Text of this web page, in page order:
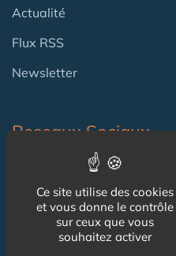
Actualité
Flux RSS
Newsletter
Reseaux Sociaux
Facebook
X (ex-Twitter)
Ce site utilise des cookies
et vous donne le contrôle
sur ceux que vous
souhaitez activer